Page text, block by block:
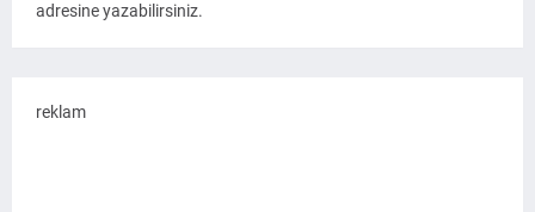
adresine yazabilirsiniz.
reklam